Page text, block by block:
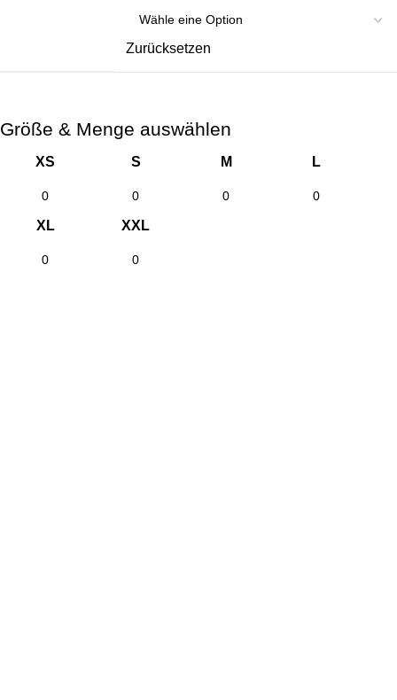
Zurücksetzen
Größe & Menge auswählen
XS S M L
XL XXL